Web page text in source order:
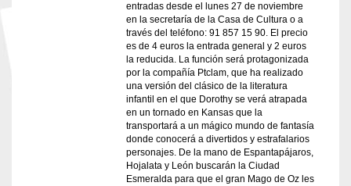
entradas desde el lunes 27 de noviembre
en la secretaría de la Casa de Cultura o a
través del teléfono: 91 857 15 90. El precio
es de 4 euros la entrada general y 2 euros
la reducida. La función será protagonizada
por la compañía Ptclam, que ha realizado
una versión del clásico de la literatura
infantil en el que Dorothy se verá atrapada
en un tornado en Kansas que la
transportará a un mágico mundo de fantasía
donde conocerá a divertidos y estrafalarios
personajes. De la mano de Espantapájaros,
Hojalata y León buscarán la Ciudad
Esmeralda para que el gran Mago de Oz les